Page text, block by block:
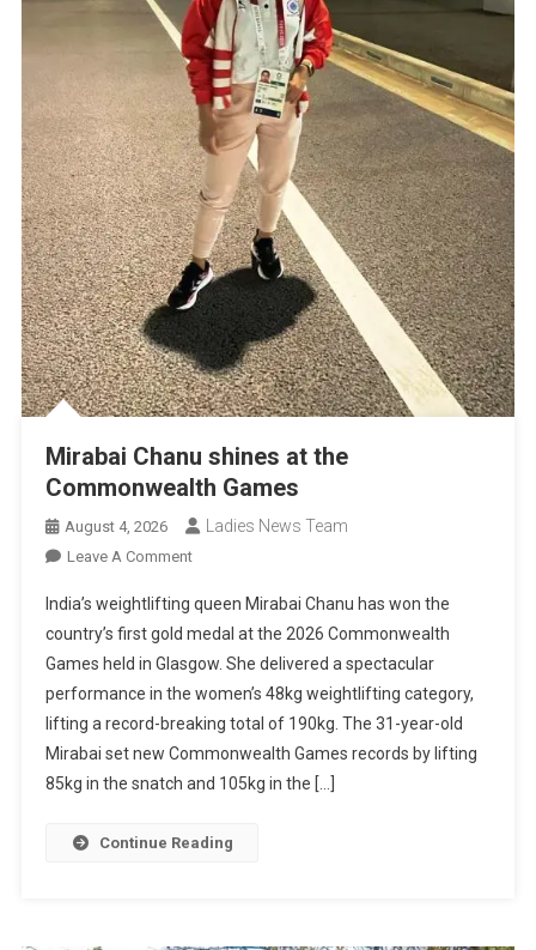
Mirabai Chanu shines at the
Commonwealth Games
August 4, 2026 Ladies News Team
Leave A CommentOn
Chanu
Shines
At
The
Commonwealth
Games
India’s weightlifting queen Mirabai Chanu has won the
country’s first gold medal at the 2026 Commonwealth
Games held in Glasgow. She delivered a spectacular
performance in the women’s 48kg weightlifting category,
lifting a record-breaking total of 190kg. The 31-year-old
Mirabai set new Commonwealth Games records by lifting
85kg in the snatch and 105kg in the […]
Continue Reading